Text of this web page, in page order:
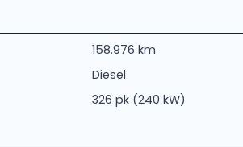
158.976 km
Diesel
326 pk (240 kW)